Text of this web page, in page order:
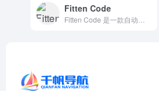
Fitten Code